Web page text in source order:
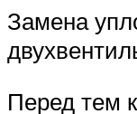
Замена
Перед тем